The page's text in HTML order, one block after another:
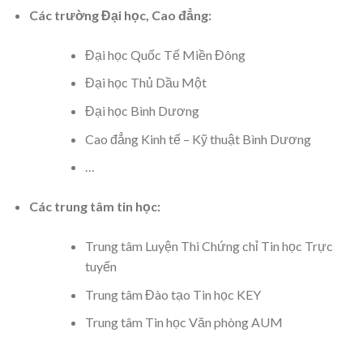
Các trường Đại học, Cao đẳng:
Đại học Quốc Tế Miền Đông
Đại học Thủ Dầu Một
Đại học Bình Dương
Cao đẳng Kinh tế – Kỹ thuật Bình Dương
…
Các trung tâm tin học:
Trung tâm Luyện Thi Chứng chỉ Tin học Trực
tuyến
Trung tâm Đào tạo Tin học KEY
Trung tâm Tin học Văn phòng AUM